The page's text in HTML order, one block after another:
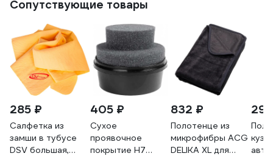
Сопутствующие товары
285 ₽
Салфетка из
замши в тубусе
DSV большая,
405 ₽
Сухое
проявочное
покрытие H7
832 ₽
Полотенце из
микрофибры ACG
DELIKA XL для